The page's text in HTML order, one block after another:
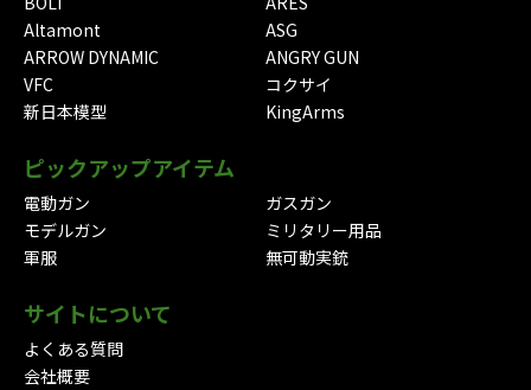
Altamont
ASG
ARROW DYNAMIC
ANGRY GUN
VFC
コクサイ
新日本模型
KingArms
ピックアップアイテム
電動ガン
ガスガン
モデルガン
ミリタリー用品
軍服
無可動実銃
サイトについて
よくある質問
会社概要